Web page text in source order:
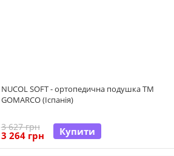
NUCOL SOFT - ортопедична подушка ТМ
GOMARCO (Іспанія)
3 627 грн
3 264 грн Купити